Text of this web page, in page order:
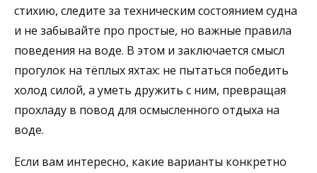
стихию, следите за техническим состоянием судна
и не забывайте про простые, но важные правила
поведения на воде. В этом и заключается смысл
прогулок на тёплых яхтах: не пытаться победить
холод силой, а уметь дружить с ним, превращая
прохладу в повод для осмысленного отдыха на
воде.
Если вам интересно, какие варианты конкретно